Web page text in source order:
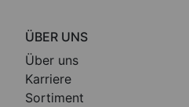
ÜBER UNS
Über uns
Karriere
Sortiment